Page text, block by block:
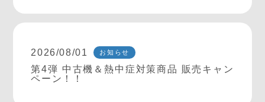
2026/08/01 お知らせ
第4弾 中古機＆熱中症対策商品 販売キャン
ペーン！！